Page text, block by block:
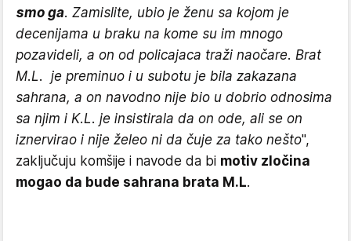
smo ga. Zamislite, ubio je ženu sa kojom je
decenijama u braku na kome su im mnogo
pozavideli, a on od policajaca traži naočare. Brat
M.L. je preminuo i u subotu je bila zakazana
sahrana, a on navodno nije bio u dobrio odnosima
sa njim i K.L. je insistirala da on ode, ali se on
iznervirao i nije želeo ni da čuje za tako nešto",
zaključuju komšije i navode da bi motiv zločina
mogao da bude sahrana brata M.L.